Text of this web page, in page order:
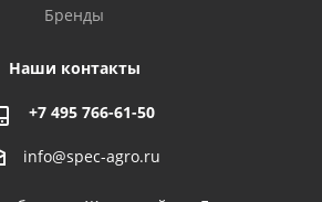
Бренды
Наши контакты
+7 495 766-61-50
info@spec-agro.ru